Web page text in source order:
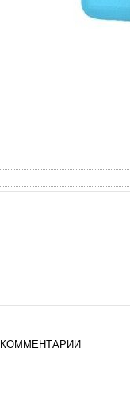
КОММЕНТАРИИ